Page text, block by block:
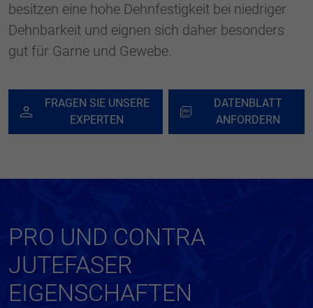
besitzen eine hohe Dehnfestigkeit bei niedriger
Dehnbarkeit und eignen sich daher besonders
gut für Garne und Gewebe.
FRAGEN SIE UNSERE
EXPERTEN
DATENBLATT
ANFORDERN
PRO UND CONTRA
JUTEFASER
EIGENSCHAFTEN